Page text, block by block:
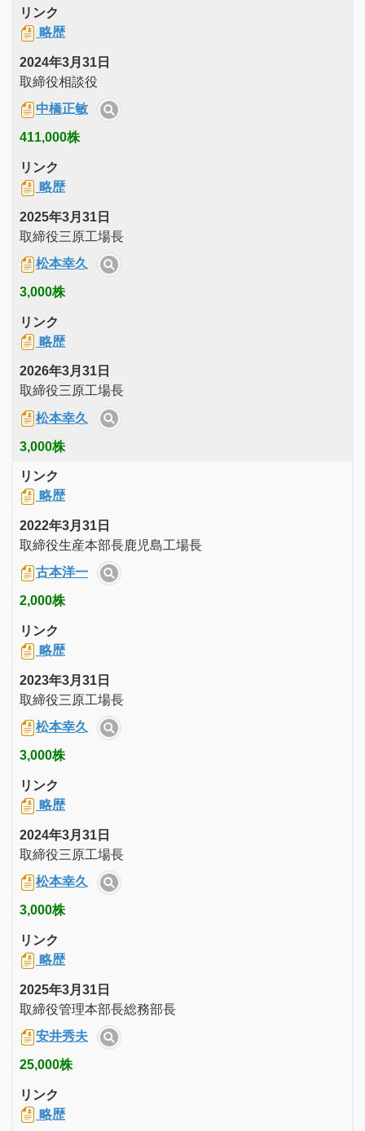
リンク
略歴
2024年3月31日
取締役相談役
中橋正敏
411,000株
リンク
略歴
2025年3月31日
取締役三原工場長
松本幸久
3,000株
リンク
略歴
2026年3月31日
取締役三原工場長
松本幸久
3,000株
リンク
略歴
2022年3月31日
取締役生産本部長鹿児島工場長
古本洋一
2,000株
リンク
略歴
2023年3月31日
取締役三原工場長
松本幸久
3,000株
リンク
略歴
2024年3月31日
取締役三原工場長
松本幸久
3,000株
リンク
略歴
2025年3月31日
取締役管理本部長総務部長
安井秀夫
25,000株
リンク
略歴